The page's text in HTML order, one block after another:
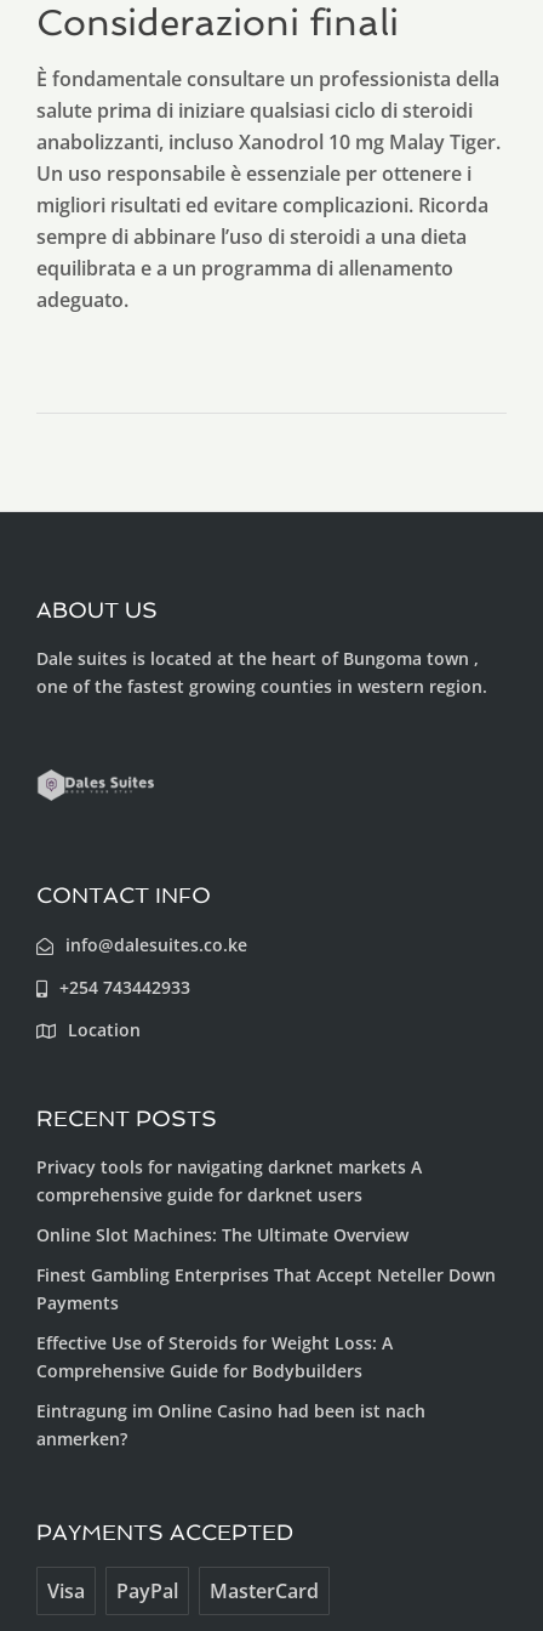
Considerazioni finali
È fondamentale consultare un professionista della
salute prima di iniziare qualsiasi ciclo di steroidi
anabolizzanti, incluso Xanodrol 10 mg Malay Tiger.
Un uso responsabile è essenziale per ottenere i
migliori risultati ed evitare complicazioni. Ricorda
sempre di abbinare l’uso di steroidi a una dieta
equilibrata e a un programma di allenamento
adeguato.
ABOUT US
Dale suites is located at the heart of Bungoma town ,
one of the fastest growing counties in western region.
CONTACT INFO
info@dalesuites.co.ke
+254 743442933
Location
RECENT POSTS
Privacy tools for navigating darknet markets A
comprehensive guide for darknet users
Online Slot Machines: The Ultimate Overview
Finest Gambling Enterprises That Accept Neteller Down
Payments
Effective Use of Steroids for Weight Loss: A
Comprehensive Guide for Bodybuilders
Eintragung im Online Casino had been ist nach
anmerken?
PAYMENTS ACCEPTED
Visa PayPal MasterCard